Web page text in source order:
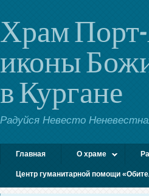
Храм
иконы
в Кургане
Радуйся Невесто
Главная О храме
Центр гуманитарной помощи